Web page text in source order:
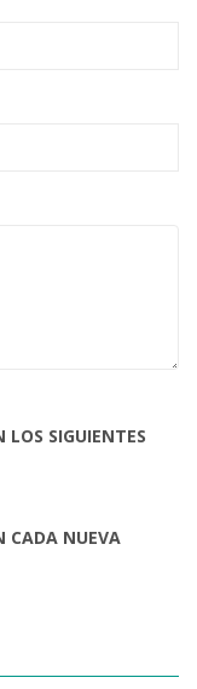
LOS SIGUIENTES
CADA NUEVA